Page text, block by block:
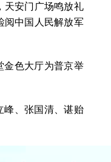
天安门广场鸣放礼
阅中国人民解放军
金色大厅为普京举
峰、张国清、谌贻